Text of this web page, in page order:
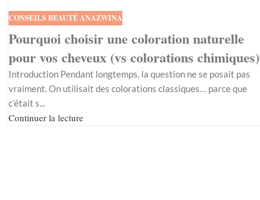
CONSEILS BEAUTÉ ANAZWINA
Pourquoi choisir une coloration naturelle
pour vos cheveux (vs colorations chimiques)
Introduction Pendant longtemps, la question ne se posait pas
vraiment. On utilisait des colorations classiques… parce que
c’était s...
Continuer la lecture